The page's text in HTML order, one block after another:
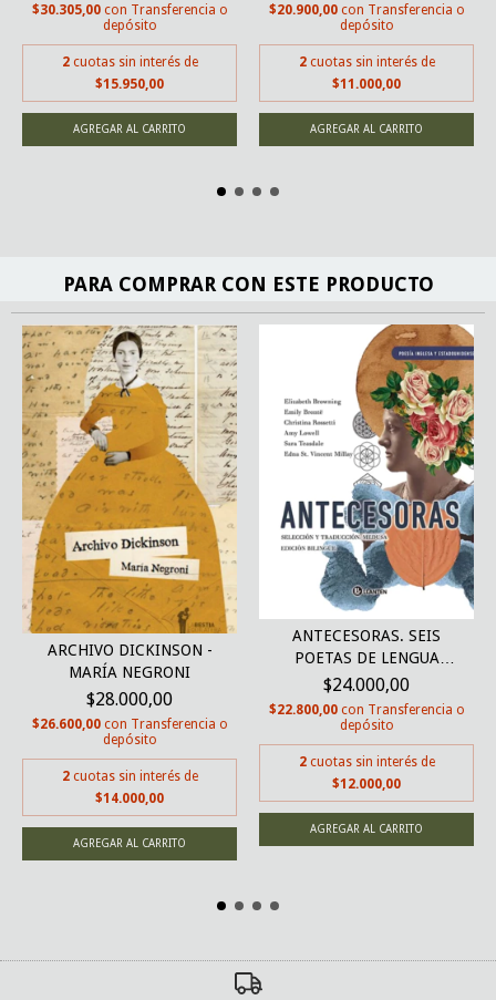
$30.305,00 con Transferencia o
depósito
2 cuotas sin interés de
$15.950,00
$20.900,00 con Transferencia o
depósito
2 cuotas sin interés de
$11.000,00
PARA COMPRAR CON ESTE PRODUCTO
ARCHIVO DICKINSON -
MARÍA NEGRONI
$28.000,00
$26.600,00 con Transferencia o
depósito
2 cuotas sin interés de
$14.000,00
ANTECESORAS. SEIS
POETAS DE LENGUA
INGLE...
$24.000,00
$22.800,00 con Transferencia o
depósito
2 cuotas sin interés de
$12.000,00